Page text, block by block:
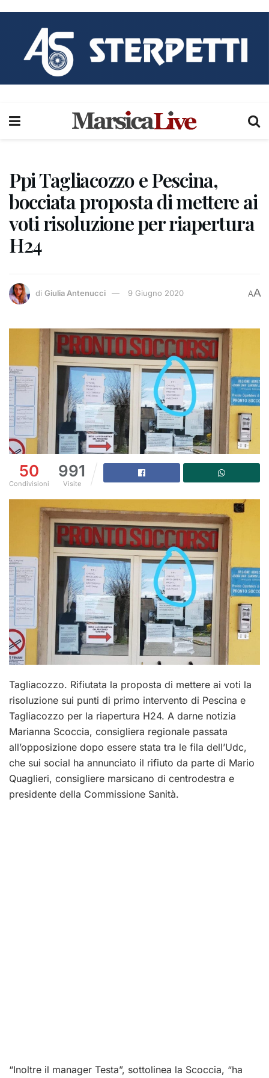
Ppi Tagliacozzo e Pescina,
bocciata proposta di mettere ai
voti risoluzione per riapertura
H24
di Giulia Antenucci 9 Giugno 2020 AA
50
Condivisioni
991
Visite
Tagliacozzo. Rifiutata la proposta di mettere ai voti la
risoluzione sui punti di primo intervento di Pescina e
Tagliacozzo per la riapertura H24. A darne notizia
Marianna Scoccia, consigliera regionale passata
all’opposizione dopo essere stata tra le fila dell’Udc,
che sui social ha annunciato il rifiuto da parte di Mario
Quaglieri, consigliere marsicano di centrodestra e
presidente della Commissione Sanità.
“Inoltre il manager Testa”, sottolinea la Scoccia, “ha